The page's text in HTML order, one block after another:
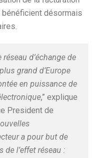
désormais
d’échange de
grand d’Europe
en puissance de
,” explique
President de
a pour but de
l’effet réseau :